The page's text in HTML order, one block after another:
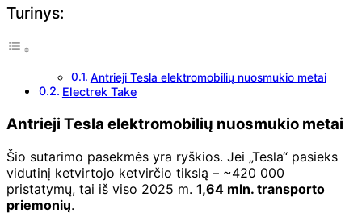
Turinys:
Antrieji Tesla elektromobilių nuosmukio metai
Electrek Take
Antrieji Tesla elektromobilių nuosmukio metai
Šio sutarimo pasekmės yra ryškios. Jei „Tesla“ pasieks
vidutinį ketvirtojo ketvirčio tikslą – ~420 000
pristatymų, tai iš viso 2025 m. 1,64 mln. transporto
priemonių.